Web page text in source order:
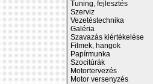
Tuning, fejlesztés
Szerviz
Vezetéstechnika
Galéria
Szavazás kiértékelése
Filmek, hangok
Papírmunka
Szocitúrák
Motortervezés
Motor versenyzés